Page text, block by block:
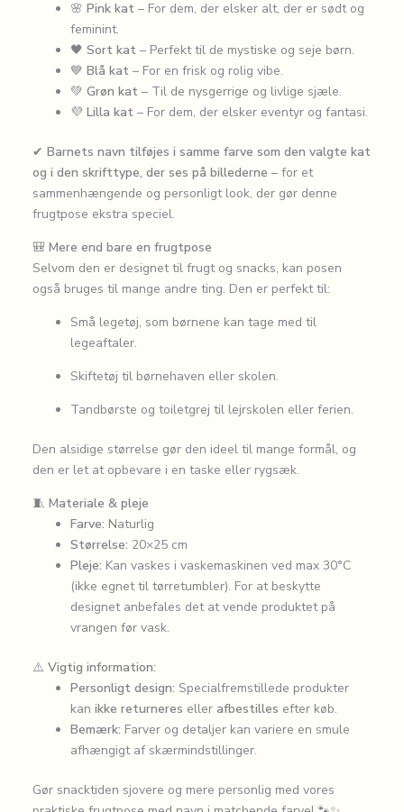
🌸 Pink kat – For dem, der elsker alt, der er sødt og
feminint.
🖤 Sort kat – Perfekt til de mystiske og seje børn.
💙 Blå kat – For en frisk og rolig vibe.
💚 Grøn kat – Til de nysgerrige og livlige sjæle.
💜 Lilla kat – For dem, der elsker eventyr og fantasi.
✔ Barnets navn tilføjes i samme farve som den valgte kat
og i den skrifttype, der ses på billederne – for et
sammenhængende og personligt look, der gør denne
frugtpose ekstra speciel.
🎒 Mere end bare en frugtpose
Selvom den er designet til frugt og snacks, kan posen
også bruges til mange andre ting. Den er perfekt til:
Små legetøj, som børnene kan tage med til
legeaftaler.
Skiftetøj til børnehaven eller skolen.
Tandbørste og toiletgrej til lejrskolen eller ferien.
Den alsidige størrelse gør den ideel til mange formål, og
den er let at opbevare i en taske eller rygsæk.
🧵 Materiale & pleje
Farve: Naturlig
Størrelse: 20×25 cm
Pleje: Kan vaskes i vaskemaskinen ved max 30°C
(ikke egnet til tørretumbler). For at beskytte
designet anbefales det at vende produktet på
vrangen før vask.
⚠️ Vigtig information:
Personligt design: Specialfremstillede produkter
kan ikke returneres eller afbestilles efter køb.
Bemærk: Farver og detaljer kan variere en smule
afhængigt af skærmindstillinger.
Gør snacktiden sjovere og mere personlig med vores